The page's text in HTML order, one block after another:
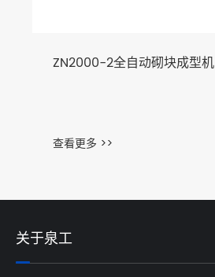
ZN2000-2全自动砌块成型机
查看更多 >>
关于泉工